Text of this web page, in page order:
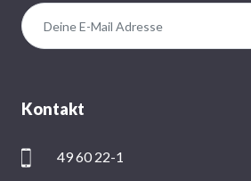
Kontakt
49 60 22-1